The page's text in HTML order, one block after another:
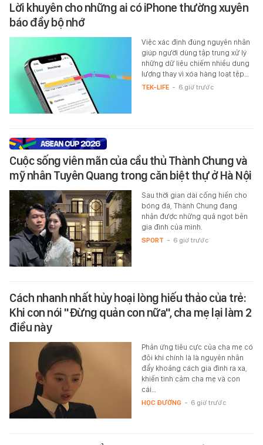
Lời khuyên cho những ai có iPhone thường xuyên
báo đầy bộ nhớ
Việc xác định đúng nguyên nhân
giúp người dùng tập trung xử lý
những dữ liệu chiếm nhiều dung
lượng thay vì xóa hàng loạt tệp…
TEK-LIFE - 6 giờ trước
Cuộc sống viên mãn của cầu thủ Thành Chung và
mỹ nhân Tuyên Quang trong căn biệt thự ở Hà Nội
Sau thời gian dài cống hiến cho
bóng đá, Thành Chung đang
nhận được những quả ngọt bên
gia đình của mình.
SPORT - 6 giờ trước
Cách nhanh nhất hủy hoại lòng hiếu thảo của trẻ:
Khi con nói "Đừng quản con nữa", cha mẹ lại làm 2
điều này
Phản ứng tiêu cực của cha mẹ có
đôi khi chính là là nguyên nhân
đẩy khoảng cách gia đình ra xa,
khiến tình cảm cha mẹ và con
cái…
HỌC ĐƯỜNG - 6 giờ trước